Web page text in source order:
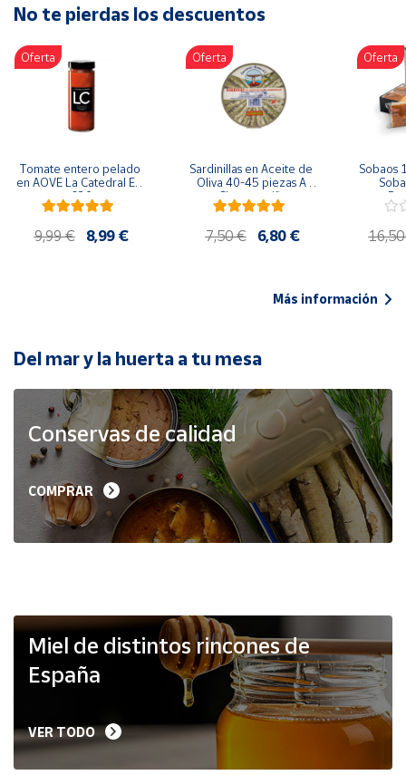
Artesanía
Oficina y
Papelería
Para Canarias,
Ceuta y Melilla
populares
Bono
Cultural
de Correos
Market
Productos
Solidarios
Ayuda
Vendedores
Mapa de
Hazte
vendedor
No te pierdas los descuentos
Oferta
Tomate entero pelado
en AOVE La Catedral ER-
630
9,99 € 8,99 €
Oferta
Sardinillas en Aceite de
Oliva 40-45 piezas A
Churrusquiña
7,50 € 6,80 €
Oferta
Sobaos
Más información
Del mar y la huerta a tu mesa
Conservas de calidad
COMPRAR
Miel de distintos rincones de
España
VER TODO